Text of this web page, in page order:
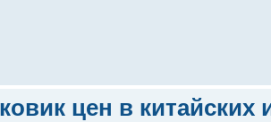
цен в китайских